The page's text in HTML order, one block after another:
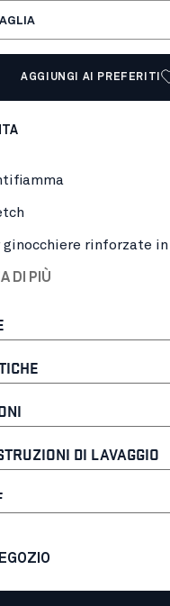
AGGIUNGI AI PREFERITI
ginocchiere rinforzate in
DI PIÙ
DI LAVAGGIO